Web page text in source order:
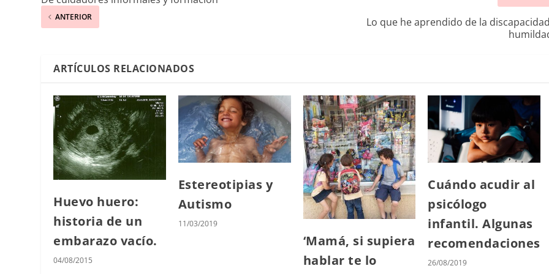
ANTERIOR
Lo que he aprendido de la
ARTÍCULOS RELACIONADOS
Huevo huero:
historia de un
embarazo vacío.
04/08/2015
Estereotipias y
Autismo
11/03/2019
‘Mamá, si supiera
hablar te lo
Cuándo acudir al
psicólogo
infantil. Algunas
recomendaciones
26/08/2019